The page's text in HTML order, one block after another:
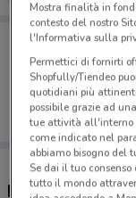
Porta
Puoi
salvarle
dal tuo
Negozi Orsolini
Mostra finalità in
contesto del nostro
l'Informativa sulla
Permettici di fornirti
Shopfully/Tiendeo
quotidiani più
possibile grazie ad
tue attività all'interno
come indicato nel
abbiamo bisogno del
Se dai il tuo
tutto il mondo